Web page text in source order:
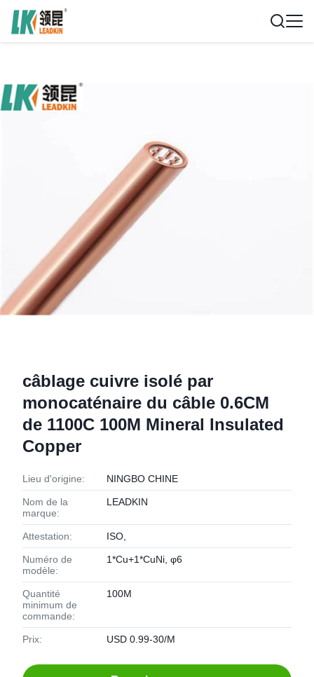
câblage cuivre isolé par
monocaténaire du câble 0.6CM
de 1100C 100M Mineral Insulated
Copper
Lieu d'origine: NINGBO CHINE
Nom de la
marque:
LEADKIN
Attestation: ISO,
Numéro de
modèle:
1*Cu+1*CuNi, φ6
Quantité
minimum de
commande:
100M
Prix: USD 0.99-30/M